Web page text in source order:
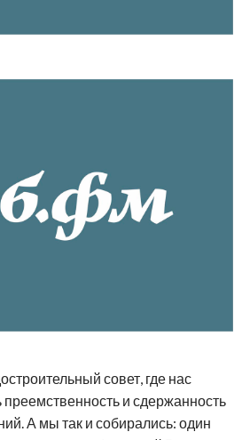
совет, где нас
и сдержанность
А мы так и собирались: один